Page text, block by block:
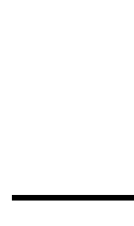
ประกันชีวิตอันดับ 1 ด้